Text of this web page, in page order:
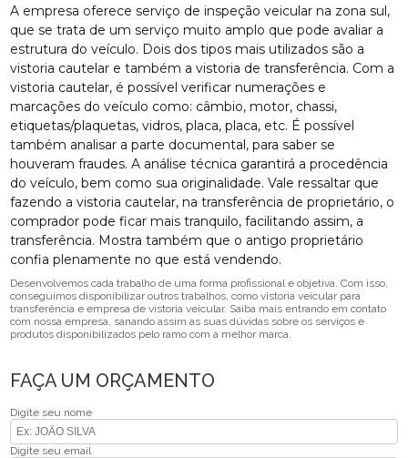
A empresa oferece serviço de inspeção veicular na zona sul,
que se trata de um serviço muito amplo que pode avaliar a
estrutura do veículo. Dois dos tipos mais utilizados são a
vistoria cautelar e também a vistoria de transferência. Com a
vistoria cautelar, é possível verificar numerações e
marcações do veículo como: câmbio, motor, chassi,
etiquetas/plaquetas, vidros, placa, placa, etc. É possível
também analisar a parte documental, para saber se
houveram fraudes. A análise técnica garantirá a procedência
do veículo, bem como sua originalidade. Vale ressaltar que
fazendo a vistoria cautelar, na transferência de proprietário, o
comprador pode ficar mais tranquilo, facilitando assim, a
transferência. Mostra também que o antigo proprietário
confia plenamente no que está vendendo.
Desenvolvemos cada trabalho de uma forma profissional e objetiva. Com isso,
conseguimos disponibilizar outros trabalhos, como vistoria veicular para
transferência e empresa de vistoria veicular. Saiba mais entrando em contato
com nossa empresa, sanando assim as suas dúvidas sobre os serviços e
produtos disponibilizados pelo ramo com a melhor marca.
FAÇA UM ORÇAMENTO
Digite seu nome
Digite seu email